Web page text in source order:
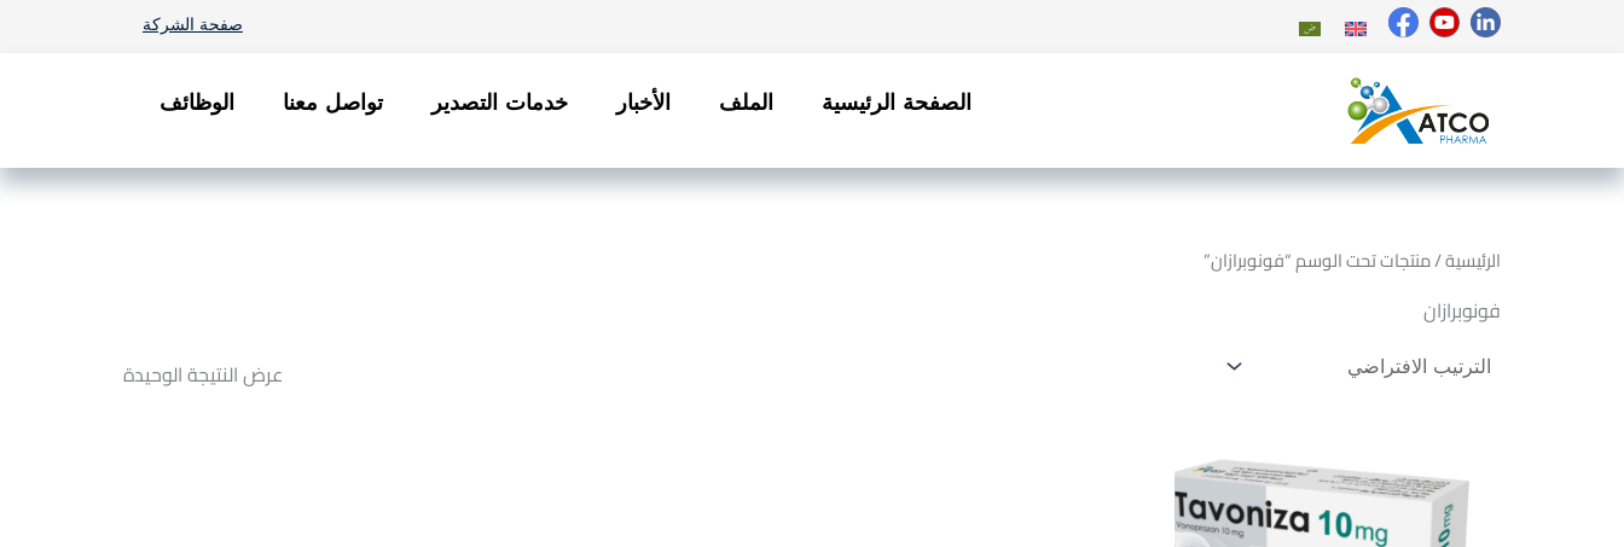
صفحة الشركة
الصفحة الرئيسية الملف الأخبار خدمات التصدير تواصل معنا الوظائف
الرئيسية/ منتجات تحت الوسم “فونوبرازان”
فونوبرازان
عرض النتيجة الوحيدة